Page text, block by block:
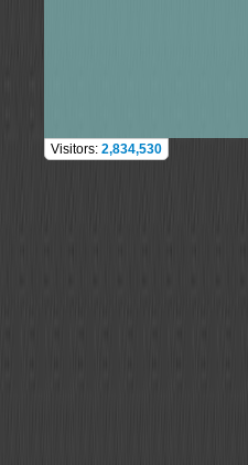
Visitors: 2,834,530